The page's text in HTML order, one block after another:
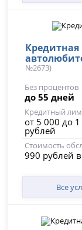
№2673)
Без процентов
до 55 дней
Кредитный
от 5 000 до
рублей
Стоимость
990 рублей
Все